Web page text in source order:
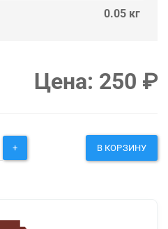
0.05 кг
Цена: 250 ₽
+ В КОРЗИНУ